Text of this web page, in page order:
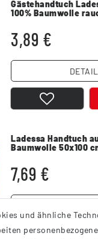
Gästehandtuch
100% Baumwolle
3,89 €
Ladessa Handtuch
Baumwolle 50x100
7,69 €
und ähnliche